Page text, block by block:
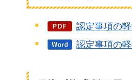
認定事項の
認定事項の